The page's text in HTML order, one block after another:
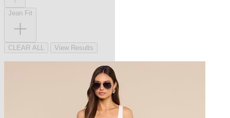
Jean Fit
CLEAR ALL View Results